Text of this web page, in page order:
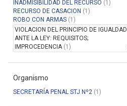
INADMISIBILIDAD DEL RECURSO (1)
RECURSO DE CASACION (1)
ROBO CON ARMAS (1)
VIOLACION DEL PRINCIPIO DE IGUALDAD
ANTE LA LEY: REQUISITOS;
IMPROCEDENCIA(1)
Organismo
SECRETARÍA PENAL STJ Nº2 (1)